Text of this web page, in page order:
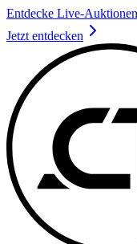
Entdecke Live-Auktionen
Jetzt entdecken